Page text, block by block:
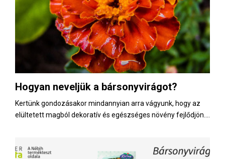
Hogyan neveljük a bársonyvirágot?
Kertünk gondozásakor mindannyian arra vágyunk, hogy az
elültetett magból dekoratív és egészséges növény fejlődjön....